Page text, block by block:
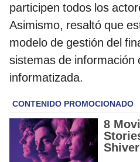
participen todos los
Asimismo, resaltó que
modelo de gestión del
sistemas de información
informatizada.